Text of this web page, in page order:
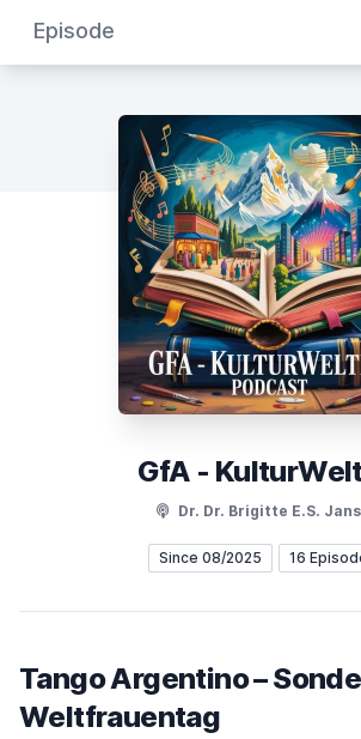
Episode
GfA -
Dr. Dr. Brigitte E.S.
Since 08/2025 16
Tango Argentino –
Weltfrauentag